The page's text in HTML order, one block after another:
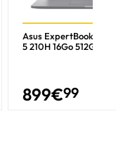
Asus ExpertBook P1 -
5 210H 16Go 512Go
899€99